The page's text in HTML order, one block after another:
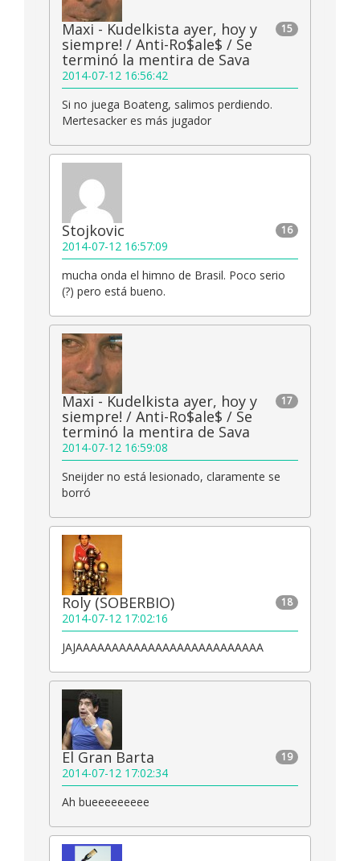
15
Maxi - Kudelkista ayer, hoy y
siempre! / Anti-Ro$ale$ / Se
terminó la mentira de Sava
2014-07-12 16:56:42
Si no juega Boateng, salimos perdiendo.
Mertesacker es más jugador
16
Stojkovic
2014-07-12 16:57:09
mucha onda el himno de Brasil. Poco serio
(?) pero está bueno.
17
Maxi - Kudelkista ayer, hoy y
siempre! / Anti-Ro$ale$ / Se
terminó la mentira de Sava
2014-07-12 16:59:08
Sneijder no está lesionado, claramente se
borró
18
Roly (SOBERBIO)
2014-07-12 17:02:16
JAJAAAAAAAAAAAAAAAAAAAAAAAAAA
19
El Gran Barta
2014-07-12 17:02:34
Ah bueeeeeeeee